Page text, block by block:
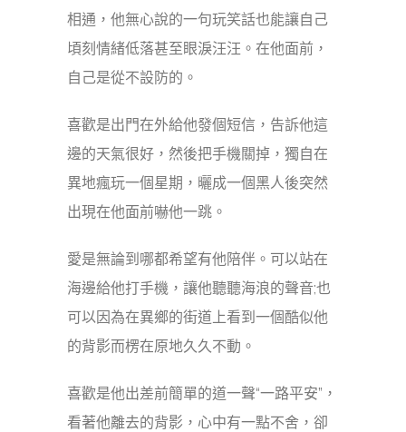
相通，他無心說的一句玩笑話也能讓自己
頃刻情緒低落甚至眼淚汪汪。在他面前，
自己是從不設防的。
喜歡是出門在外給他發個短信，告訴他這
邊的天氣很好，然後把手機關掉，獨自在
異地瘋玩一個星期，曬成一個黑人後突然
出現在他面前嚇他一跳。
愛是無論到哪都希望有他陪伴。可以站在
海邊給他打手機，讓他聽聽海浪的聲音;也
可以因為在異鄉的街道上看到一個酷似他
的背影而楞在原地久久不動。
喜歡是他出差前簡單的道一聲“一路平安”，
看著他離去的背影，心中有一點不舍，卻